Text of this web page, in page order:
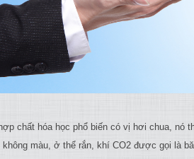
chất hóa học phổ biến có vị hơi chua, nó
màu, ở thể rắn, khí CO2 được gọi là